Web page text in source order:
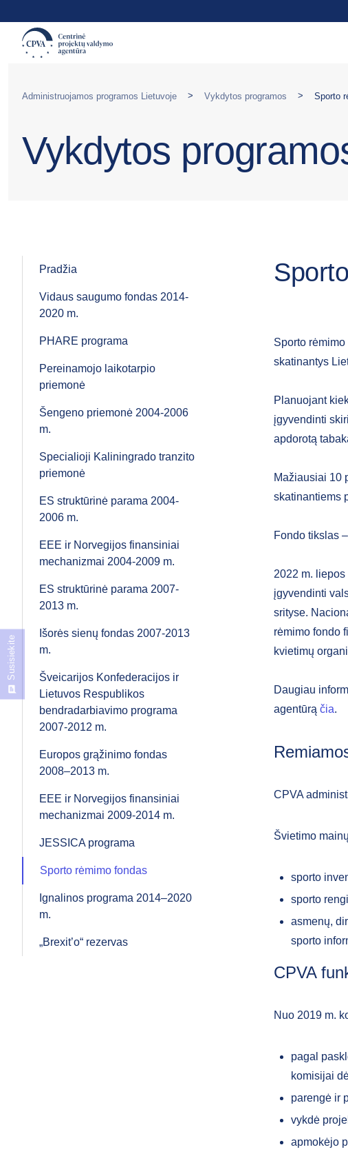
Administruojamos programos Lietuvoje > Vykdytos programos > Sporto
Vykdytos
Pradžia
Vidaus saugumo fondas 2014-
2020 m.
PHARE programa
Pereinamojo laikotarpio
priemonė
Šengeno priemonė 2004-2006
m.
Specialioji Kaliningrado tranzito
priemonė
ES struktūrinė parama 2004-
2006 m.
EEE ir Norvegijos finansiniai
mechanizmai 2004-2009 m.
ES struktūrinė parama 2007-
2013 m.
Išorės sienų fondas 2007-2013
m.
Šveicarijos Konfederacijos ir
Lietuvos Respublikos
bendradarbiavimo programa
2007-2012 m.
Europos grąžinimo fondas
2008–2013 m.
EEE ir Norvegijos finansiniai
mechanizmai 2009-2014 m.
JESSICA programa
Sporto rėmimo fondas
Ignalinos programa 2014–2020
m.
„Brexit’o“ rezervas
Sporto
skatinantys
Planuojant
įgyvendinti
apdorotą
Mažiausiai 10
skatinantiems
Fondo tikslas
2022 m.
įgyvendinti
srityse.
rėmimo fondo
kvietimų
Daugiau
agentūrą čia.
CPVA
Švietimo
sporto
sporto
asmenų,
sporto
CPVA
Nuo 2019 m.
pagal
komisijai
parengė ir
vykdė
apmokėjo
Susisiekite